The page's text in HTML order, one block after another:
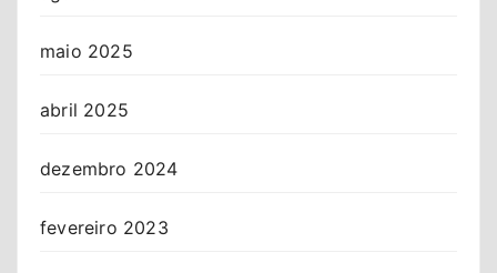
maio 2025
abril 2025
dezembro 2024
fevereiro 2023